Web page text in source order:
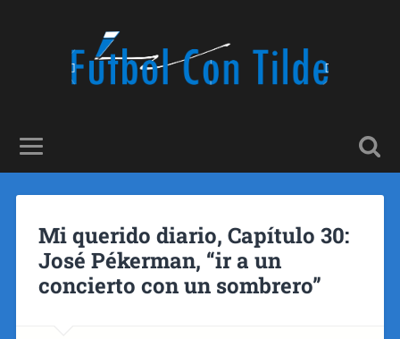
Mi querido diario, Capítulo 30:
José Pékerman, “ir a un
concierto con un sombrero”